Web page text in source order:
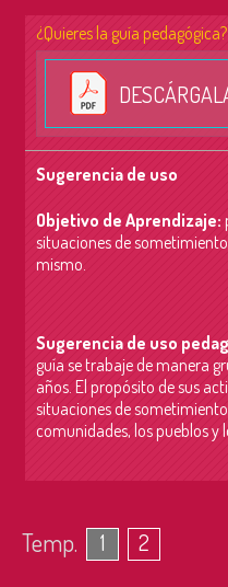
¿Quieres la guía pedagógica?
Sugerencia de uso
Objetivo de Aprendizaje:
situaciones de
mismo.
Sugerencia de uso
guía se trabaje de manera
años. El propósito de sus
situaciones de
comunidades, los pueblos y
Temp. 1 2